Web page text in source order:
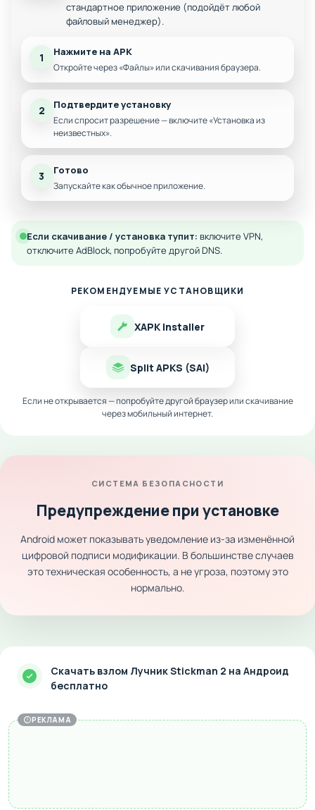
стандартное приложение (подойдёт любой
файловый менеджер).
1 Нажмите на APK
Откройте через «Файлы» или скачивания браузера.
2 Подтвердите установку
Если спросит разрешение — включите «Установка из
неизвестных».
3 Готово
Запускайте как обычное приложение.
Если скачивание / установка тупит: включите VPN,
отключите AdBlock, попробуйте другой DNS.
РЕКОМЕНДУЕМЫЕ УСТАНОВЩИКИ
XAPK Installer
Split APKS (SAI)
Если не открывается — попробуйте другой браузер или скачивание
через мобильный интернет.
СИСТЕМА БЕЗОПАСНОСТИ
Предупреждение при установке
Android может показывать уведомление из-за изменённой
цифровой подписи модификации. В большинстве случаев
это техническая особенность, а не угроза, поэтому это
нормально.
Скачать взлом Лучник Stickman 2 на Андроид
бесплатно
РЕКЛАМА